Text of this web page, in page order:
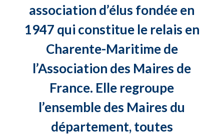
association d’élus fondée en
1947 qui constitue le relais en
Charente-Maritime de
l’Association des Maires de
France. Elle regroupe
l’ensemble des Maires du
département, toutes